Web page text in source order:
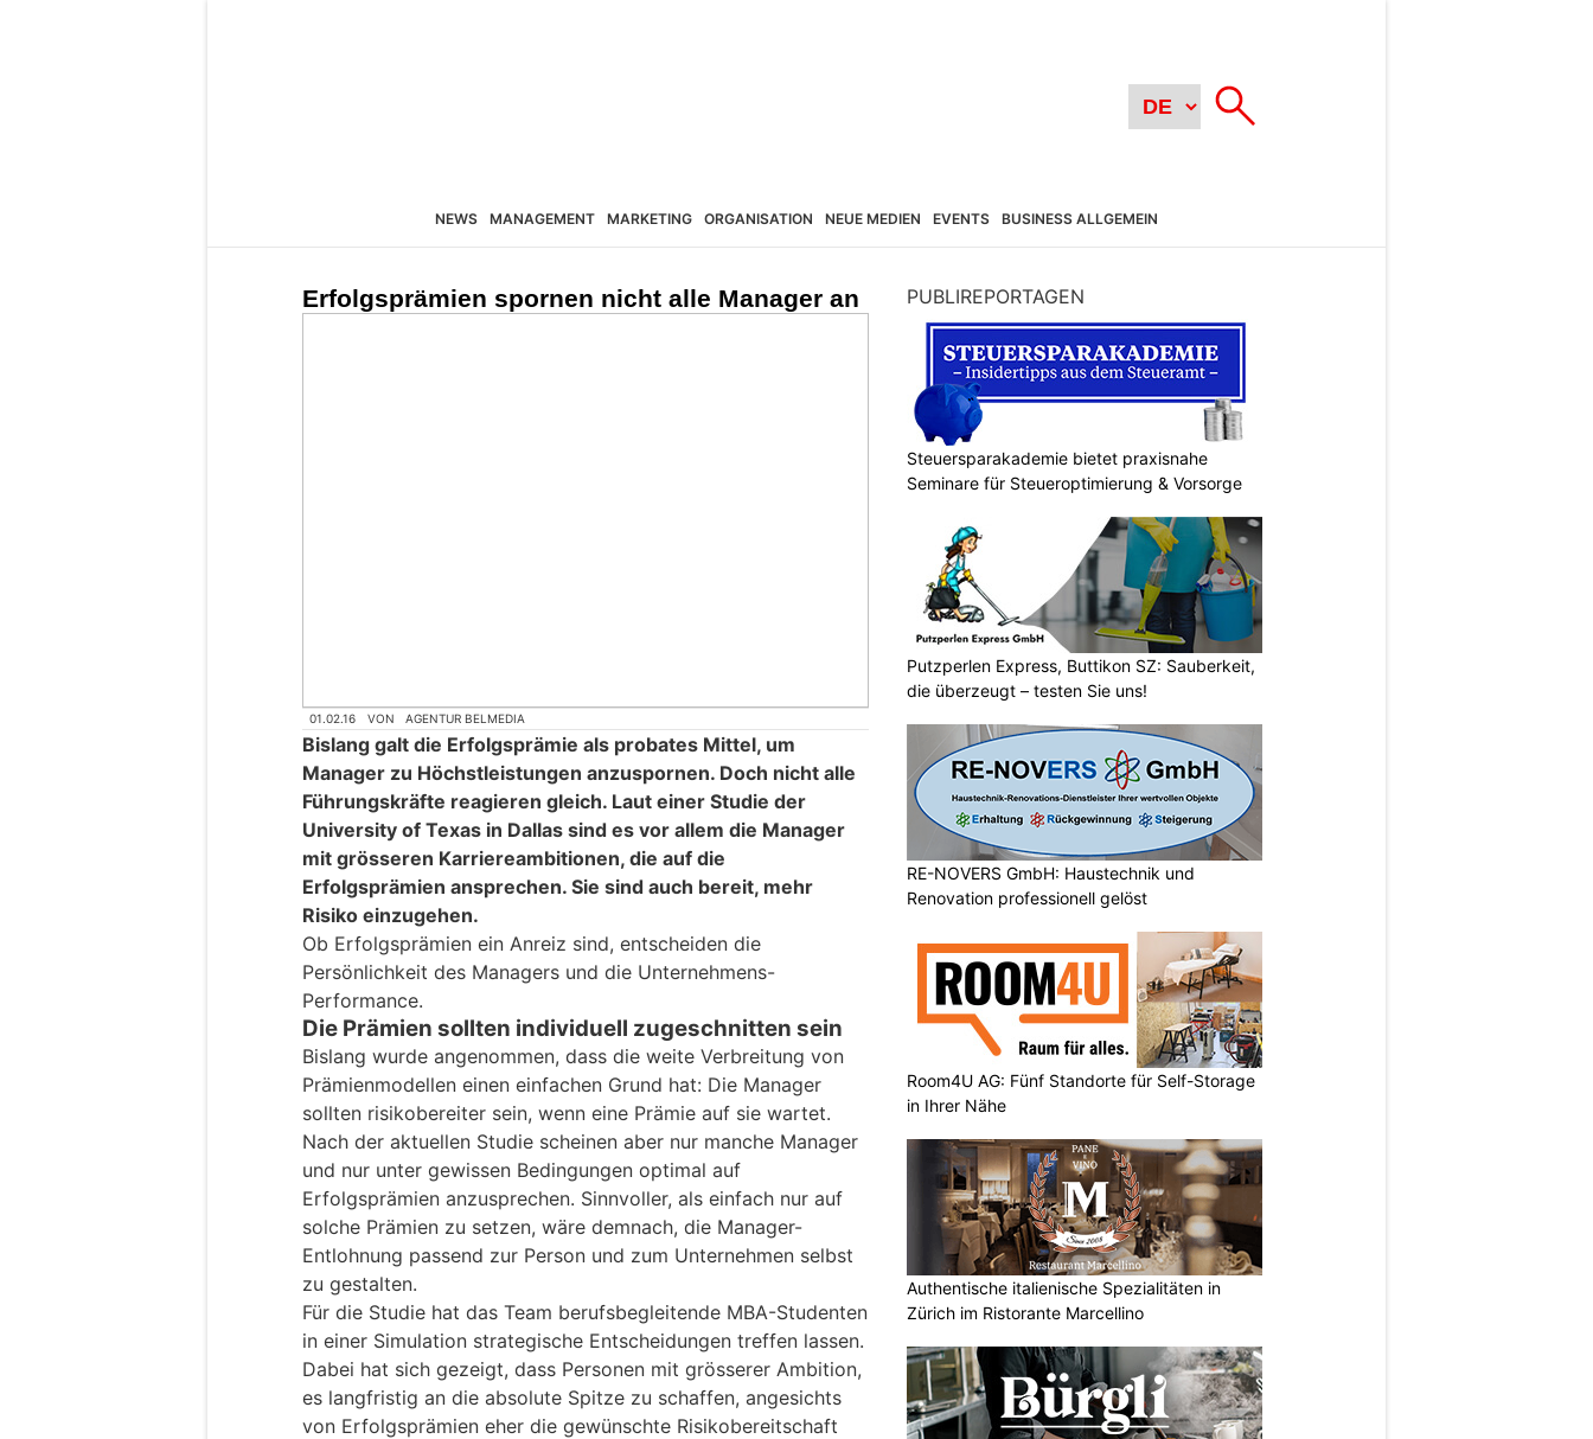
NEWS MANAGEMENT MARKETING ORGANISATION NEUE MEDIEN EVENTS BUSINESS ALLGEMEIN
Erfolgsprämien spornen nicht alle Manager an
01.02.16 VON AGENTUR BELMEDIA
Bislang galt die Erfolgsprämie als probates Mittel, um
Manager zu Höchstleistungen anzuspornen. Doch nicht alle
Führungskräfte reagieren gleich. Laut einer Studie der
University of Texas in Dallas sind es vor allem die Manager
mit grösseren Karriereambitionen, die auf die
Erfolgsprämien ansprechen. Sie sind auch bereit, mehr
Risiko einzugehen.
Ob Erfolgsprämien ein Anreiz sind, entscheiden die
Persönlichkeit des Managers und die Unternehmens-
Performance.
Die Prämien sollten individuell zugeschnitten sein
Bislang wurde angenommen, dass die weite Verbreitung von
Prämienmodellen einen einfachen Grund hat: Die Manager
sollten risikobereiter sein, wenn eine Prämie auf sie wartet.
Nach der aktuellen Studie scheinen aber nur manche Manager
und nur unter gewissen Bedingungen optimal auf
Erfolgsprämien anzusprechen. Sinnvoller, als einfach nur auf
solche Prämien zu setzen, wäre demnach, die Manager-
Entlohnung passend zur Person und zum Unternehmen selbst
zu gestalten.
Für die Studie hat das Team berufsbegleitende MBA-Studenten
in einer Simulation strategische Entscheidungen treffen lassen.
Dabei hat sich gezeigt, dass Personen mit grösserer Ambition,
es langfristig an die absolute Spitze zu schaffen, angesichts
von Erfolgsprämien eher die gewünschte Risikobereitschaft
PUBLIREPORTAGEN
Steuersparakademie bietet praxisnahe
Seminare für Steueroptimierung & Vorsorge
Putzperlen Express, Buttikon SZ: Sauberkeit,
die überzeugt – testen Sie uns!
RE-NOVERS GmbH: Haustechnik und
Renovation professionell gelöst
Room4U AG: Fünf Standorte für Self-Storage
in Ihrer Nähe
Authentische italienische Spezialitäten in
Zürich im Ristorante Marcellino